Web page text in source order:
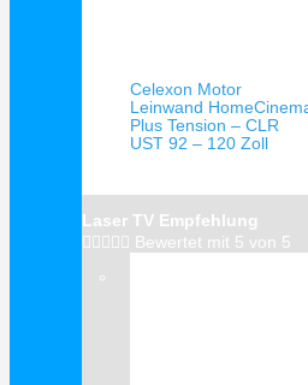
Celexon Motor
Leinwand
Plus Tension – CLR
UST 92 – 120 Zoll
Laser TV Empfehlung
     Bewertet mit 5 von 5